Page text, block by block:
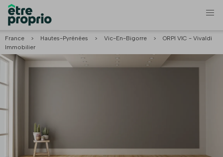
France > Hautes-Pyrénées > Vic-En-Bigorre >
ORPI VIC - Vivaldi
Immobilier